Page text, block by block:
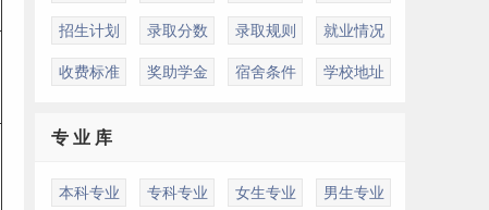
招生计划 录取分数 录取规则 就业情况
收费标准 奖助学金 宿舍条件 学校地址
专 业 库
本科专业 专科专业 女生专业 男生专业